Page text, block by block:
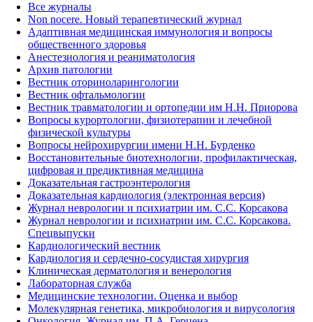
Все журналы
Non nocere. Новый терапевтический журнал
Адаптивная медицинская иммунология и вопросы
общественного здоровья
Анестезиология и реаниматология
Архив патологии
Вестник оториноларингологии
Вестник офтальмологии
Вестник травматологии и ортопедии им Н.Н. Приорова
Вопросы курортологии, физиотерапии и лечебной
физической культуры
Вопросы нейрохирургии имени Н.Н. Бурденко
Восстановительные биотехнологии, профилактическая,
цифровая и предиктивная медицина
Доказательная гастроэнтерология
Доказательная кардиология (электронная версия)
Журнал неврологии и психиатрии им. С.С. Корсакова
Журнал неврологии и психиатрии им. С.С. Корсакова.
Спецвыпуски
Кардиологический вестник
Кардиология и сердечно-сосудистая хирургия
Клиническая дерматология и венерология
Лабораторная служба
Медицинские технологии. Оценка и выбор
Молекулярная генетика, микробиология и вирусология